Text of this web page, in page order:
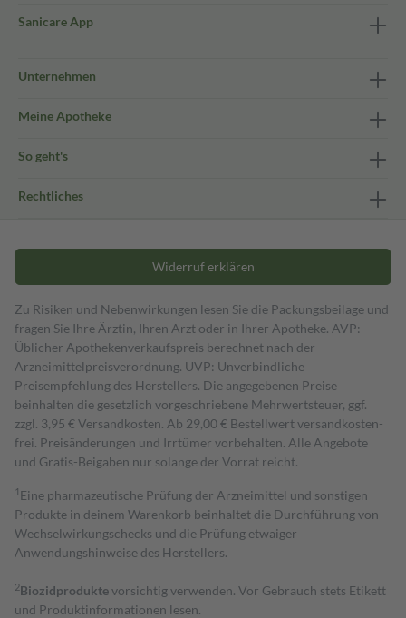
Sanicare App
Unternehmen
Meine Apotheke
So geht's
Rechtliches
Widerruf erklären
Zu Risiken und Nebenwirkungen lesen Sie die Packungsbeilage und
fragen Sie Ihre Ärztin, Ihren Arzt oder in Ihrer Apotheke. AVP:
Üblicher Apothekenverkaufspreis berechnet nach der
Arzneimittelpreisverordnung. UVP: Unverbindliche
Preisempfehlung des Herstellers. Die angegebenen Preise
beinhalten die gesetzlich vorgeschriebene Mehrwertsteuer, ggf.
zzgl. 3,95 € Versandkosten. Ab 29,00 € Bestell­wert versand­kosten­
frei. Preisänderungen und Irrtümer vorbehalten. Alle Angebote
und Gratis-Beigaben nur solange der Vorrat reicht.
1 Eine pharmazeutische Prüfung der Arzneimittel und sonstigen
Produkte in deinem Warenkorb beinhaltet die Durchführung von
Wechselwirkungschecks und die Prüfung etwaiger
Anwendungshinweise des Herstellers.
2Biozidproduktevorsichtig verwenden. Vor Gebrauch stets Etikett
und Produktinformationen lesen.